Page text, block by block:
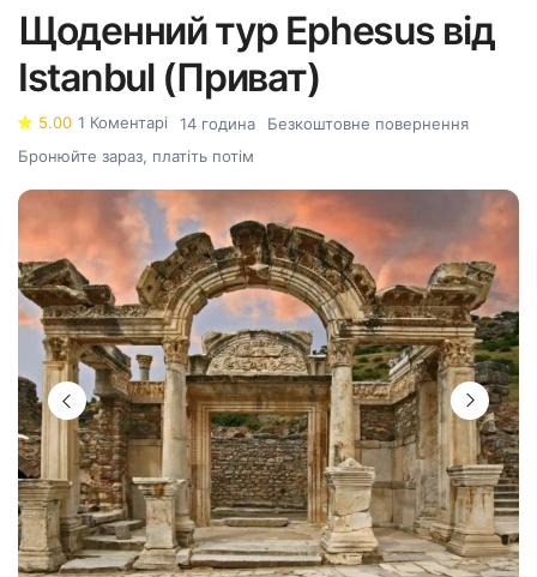
Щоденний тур Ephesus від
Istanbul (Приват)
5.00 1 Коментарі 14 година
Безкоштовне повернення
Бронюйте зараз, платіть потім